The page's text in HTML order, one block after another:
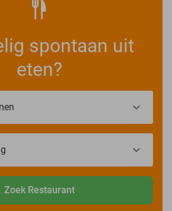
spontaan uit
eten?
Zoek Restaurant